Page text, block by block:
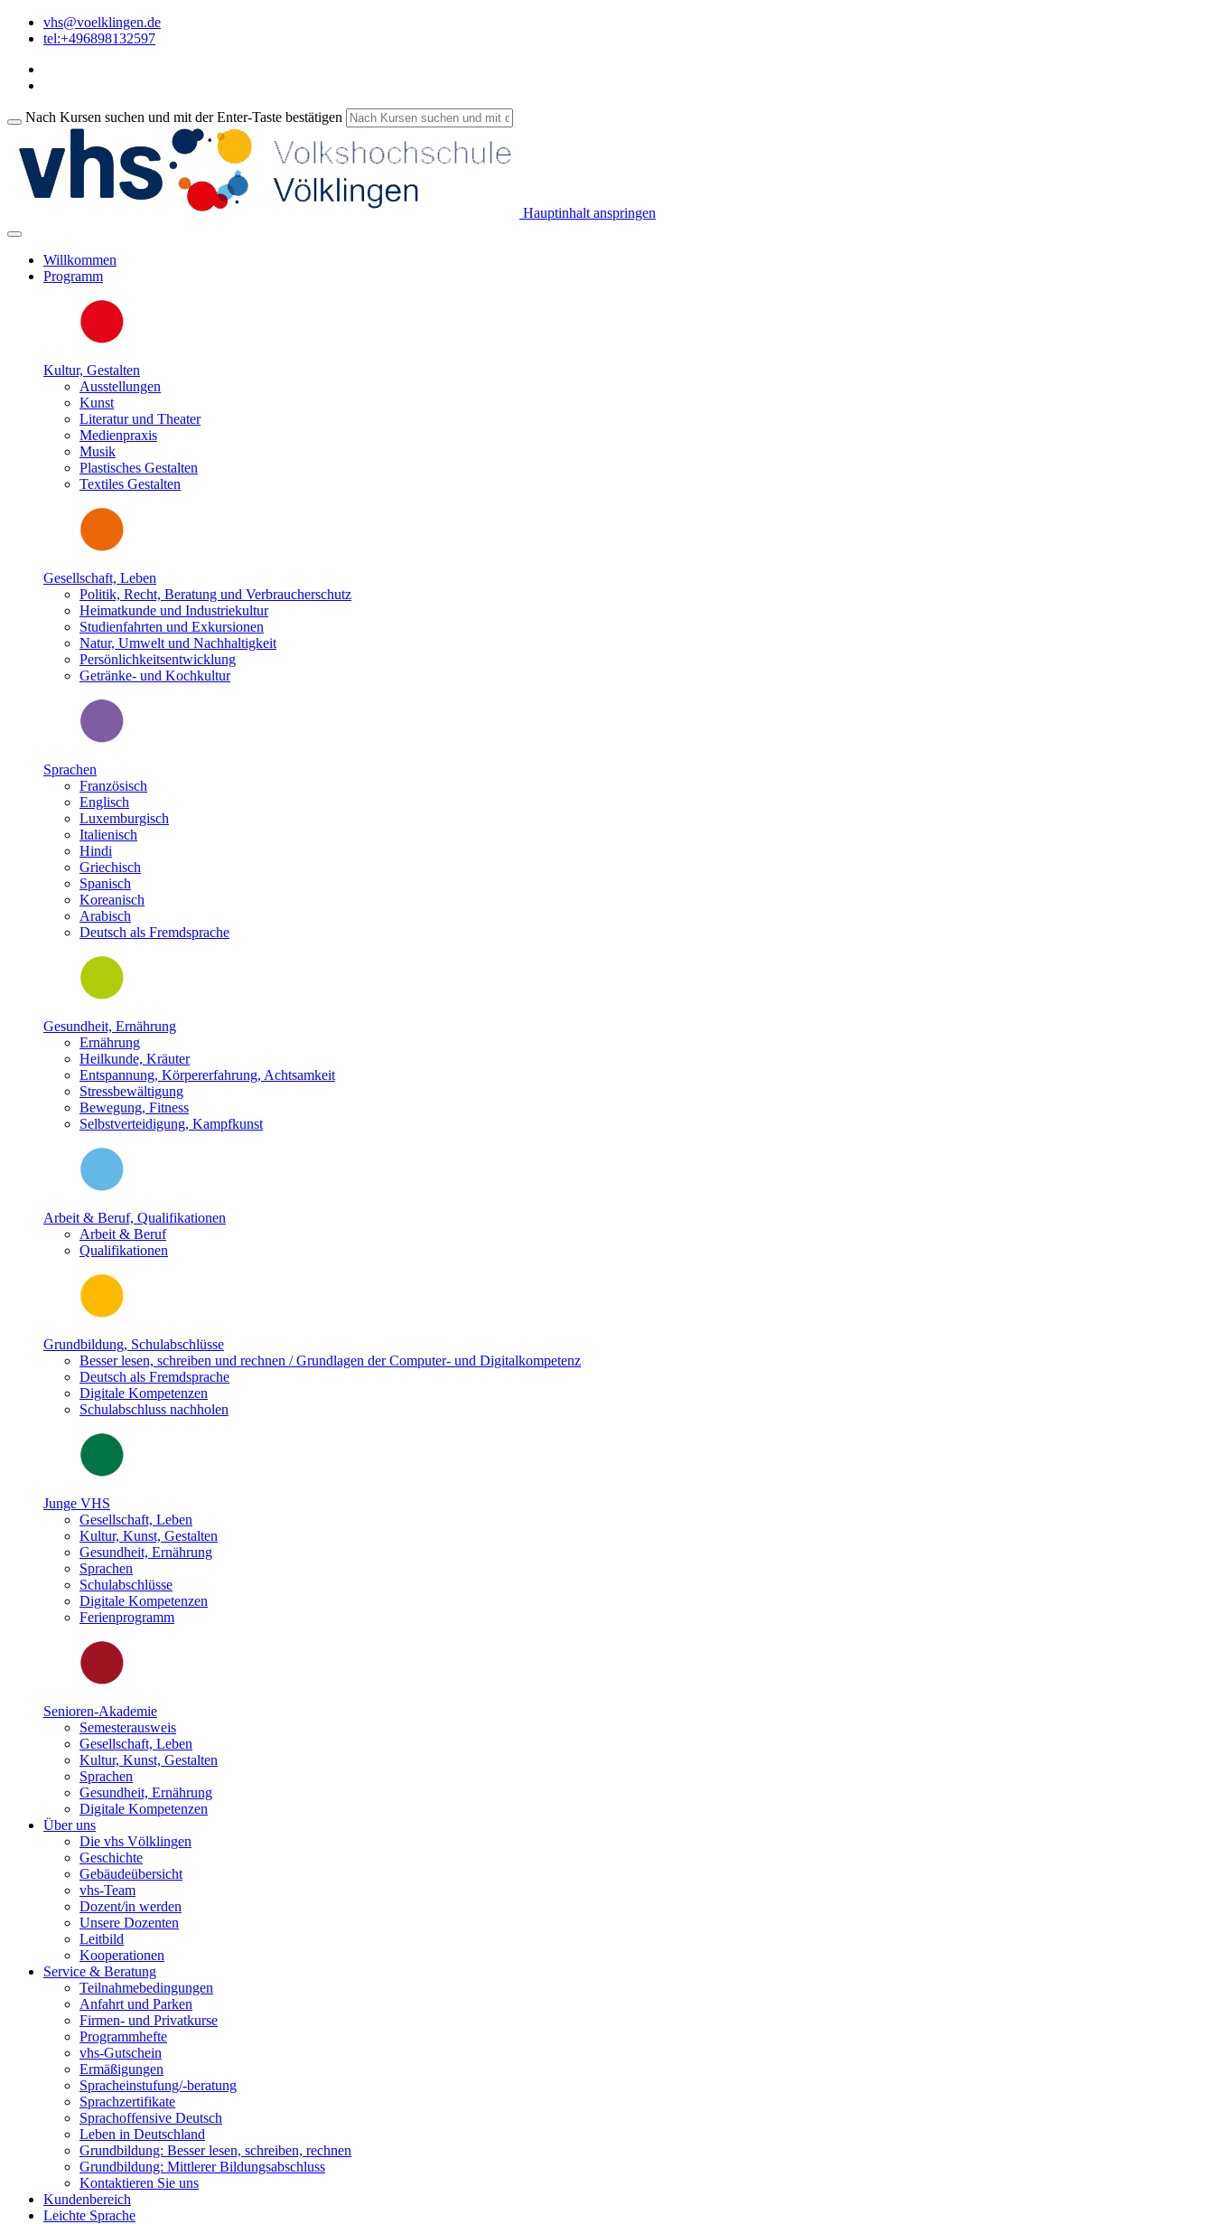
vhs@voelklingen.de
tel:+496898132597
Nach Kursen suchen und mit der Enter-Taste bestätigen
Hauptinhalt anspringen
Willkommen
Programm
Kultur, Gestalten
Ausstellungen
Kunst
Literatur und Theater
Medienpraxis
Musik
Plastisches Gestalten
Textiles Gestalten
Gesellschaft, Leben
Politik, Recht, Beratung und Verbraucherschutz
Heimatkunde und Industriekultur
Studienfahrten und Exkursionen
Natur, Umwelt und Nachhaltigkeit
Persönlichkeitsentwicklung
Getränke- und Kochkultur
Sprachen
Französisch
Englisch
Luxemburgisch
Italienisch
Hindi
Griechisch
Spanisch
Koreanisch
Arabisch
Deutsch als Fremdsprache
Gesundheit, Ernährung
Ernährung
Heilkunde, Kräuter
Entspannung, Körpererfahrung, Achtsamkeit
Stressbewältigung
Bewegung, Fitness
Selbstverteidigung, Kampfkunst
Arbeit & Beruf, Qualifikationen
Arbeit & Beruf
Qualifikationen
Grundbildung, Schulabschlüsse
Besser lesen, schreiben und rechnen / Grundlagen der Computer- und Digitalkompetenz
Deutsch als Fremdsprache
Digitale Kompetenzen
Schulabschluss nachholen
Junge VHS
Gesellschaft, Leben
Kultur, Kunst, Gestalten
Gesundheit, Ernährung
Sprachen
Schulabschlüsse
Digitale Kompetenzen
Ferienprogramm
Senioren-Akademie
Semesterausweis
Gesellschaft, Leben
Kultur, Kunst, Gestalten
Sprachen
Gesundheit, Ernährung
Digitale Kompetenzen
Über uns
Die vhs Völklingen
Geschichte
Gebäudeübersicht
vhs-Team
Dozent/in werden
Unsere Dozenten
Leitbild
Kooperationen
Service & Beratung
Teilnahmebedingungen
Anfahrt und Parken
Firmen- und Privatkurse
Programmhefte
vhs-Gutschein
Ermäßigungen
Spracheinstufung/-beratung
Sprachzertifikate
Sprachoffensive Deutsch
Leben in Deutschland
Grundbildung: Besser lesen, schreiben, rechnen
Grundbildung: Mittlerer Bildungsabschluss
Kontaktieren Sie uns
Kundenbereich
Leichte Sprache